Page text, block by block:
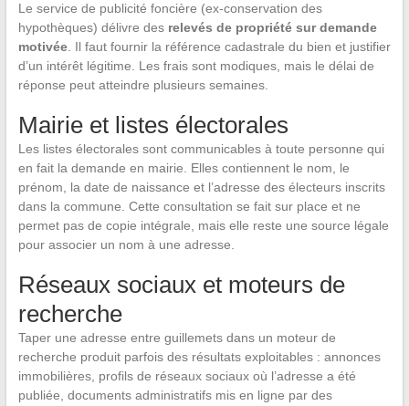
Le service de publicité foncière (ex-conservation des
hypothèques) délivre des relevés de propriété sur demande
motivée. Il faut fournir la référence cadastrale du bien et justifier
d’un intérêt légitime. Les frais sont modiques, mais le délai de
réponse peut atteindre plusieurs semaines.
Mairie et listes électorales
Les listes électorales sont communicables à toute personne qui
en fait la demande en mairie. Elles contiennent le nom, le
prénom, la date de naissance et l’adresse des électeurs inscrits
dans la commune. Cette consultation se fait sur place et ne
permet pas de copie intégrale, mais elle reste une source légale
pour associer un nom à une adresse.
Réseaux sociaux et moteurs de
recherche
Taper une adresse entre guillemets dans un moteur de
recherche produit parfois des résultats exploitables : annonces
immobilières, profils de réseaux sociaux où l’adresse a été
publiée, documents administratifs mis en ligne par des